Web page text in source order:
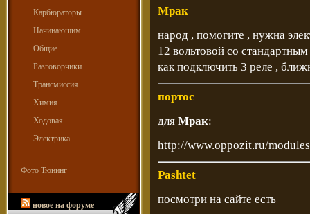
Карбюраторы
Начинающим
Общие
Разговорчики
Трансмиссия
Химия
Ходовая
Электрика
Фото Тюнинг
новое на форуме
Мрак
народ , помогите , нужна
12 вольтовой со
как подключить 3 реле ,
портос
для Мрак:
http://www.oppozit.ru/
Pashtet
посмотри на сайте есть